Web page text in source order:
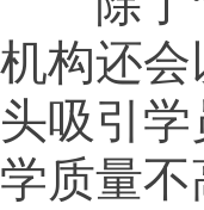
机构还会
头吸引
学质量